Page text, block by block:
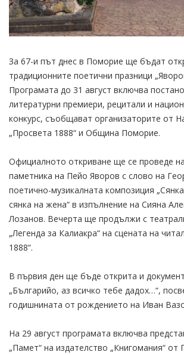
За 67-и път днес в Поморие ще бъдат
традиционните поетични празници
Програмата до 31 август включва
литературни премиери, рецитали и
конкурс, съобщават организаторите от
„Просвета 1888“ и Община Поморие.
Официалното откриване ще се проведе
паметника на Пейо Яворов с слово на
поетично-музикалната композиция
сянка на жена“ в изпълнение на Сияна
Лозанов. Вечерта ще продължи с
„Легенда за Калиакра“ на сцената на
1888“.
В първия ден ще бъде открита и
„Българийо, аз всичко тебе дадох…“,
годишнината от рождението на Иван
На 29 август програмата включва
„Памет“ на издателство „Книгомания“ от